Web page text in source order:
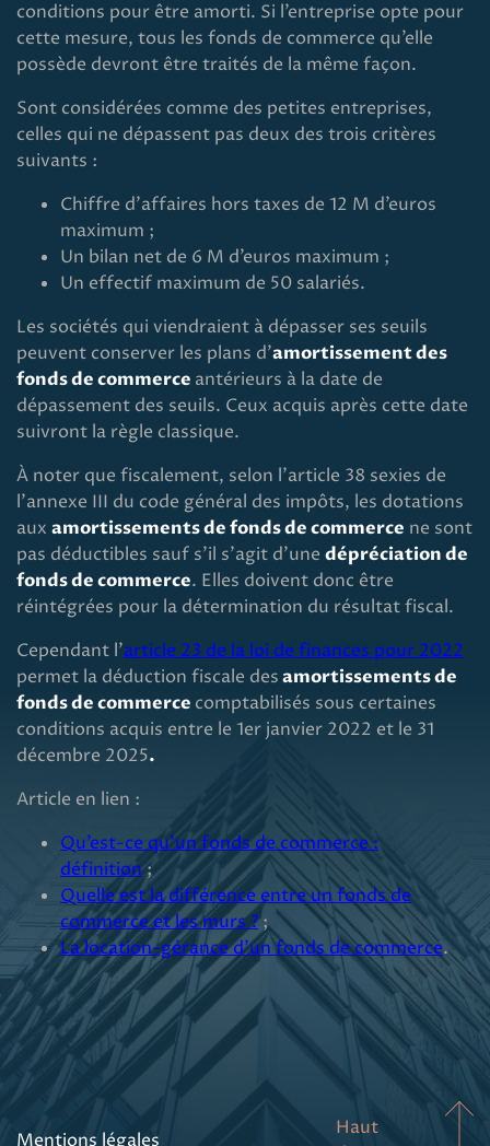
conditions pour être amorti. Si l’entreprise opte pour
cette mesure, tous les fonds de commerce qu’elle
possède devront être traités de la même façon.
Sont considérées comme des petites entreprises,
celles qui ne dépassent pas deux des trois critères
suivants :
Chiffre d'affaires hors taxes de 12 M d’euros
maximum ;
Un bilan net de 6 M d’euros maximum ;
Un effectif maximum de 50 salariés.
Les sociétés qui viendraient à dépasser ses seuils
peuvent conserver les plans d'amortissement des
fonds de commerce antérieurs à la date de
dépassement des seuils. Ceux acquis après cette date
suivront la règle classique.
À noter que fiscalement, selon l'article 38 sexies de
l'annexe III du code général des impôts, les dotations
aux amortissements de fonds de commerce ne sont
pas déductibles sauf s’il s’agit d’une dépréciation de
fonds de commerce. Elles doivent donc être
réintégrées pour la détermination du résultat fiscal.
Cependant l’article 23 de la loi de finances pour 2022
permet la déduction fiscale desamortissementsde
fonds de commerce comptabilisés sous certaines
conditions acquis entre le 1er janvier 2022 et le 31
décembre 2025.
Article en lien :
Qu’est-ce qu’un fonds de commerce :
définition ;
Quelle est la différence entre un fonds de
commerce et les murs ?;
La location-gérance d’un fonds de commerce.
Mentions légales
Haut